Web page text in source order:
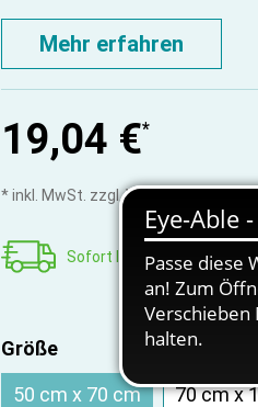
Mehr erfahren
19,04 €*
* inkl. MwSt. zzgl. Versandkosten
Sofort lieferbar, innerhalb
Größe
50 cm x 70 cm
70 cm x